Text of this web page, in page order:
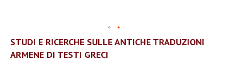
Vai
all'inizio
della
STUDI E RICERCHE SULLE ANTICHE TRADUZIONI
ARMENE DI TESTI GRECI